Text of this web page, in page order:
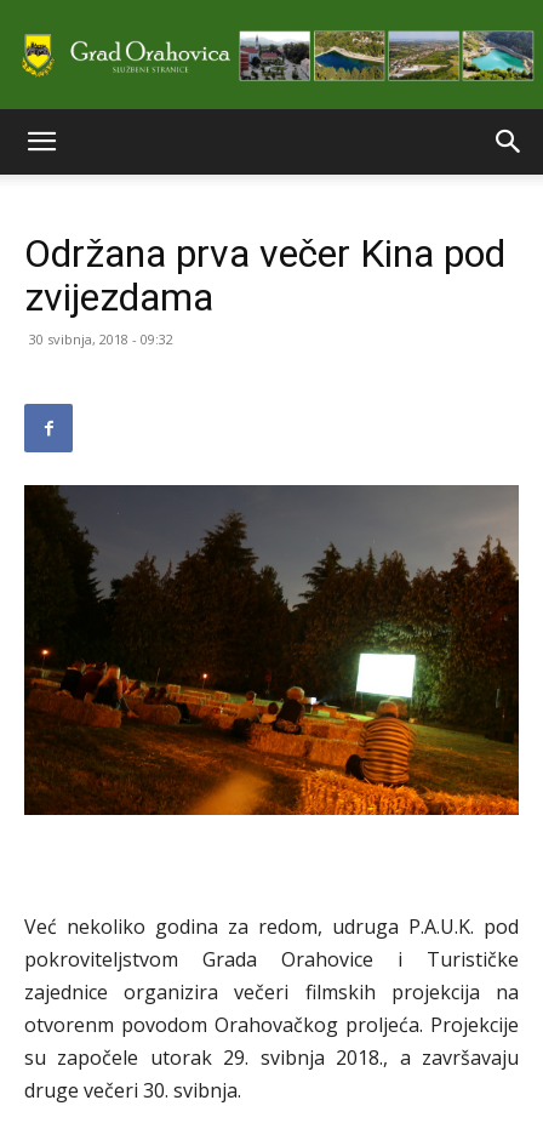
stranice
Održana prva večer Kina pod
zvijezdama
30 svibnja, 2018 - 09:32
Već nekoliko godina za redom, udruga P.A.U.K. pod
pokroviteljstvom Grada Orahovice i Turističke
zajednice organizira večeri filmskih projekcija na
otvorenm povodom Orahovačkog proljeća. Projekcije
su započele utorak 29. svibnja 2018., a završavaju
druge večeri 30. svibnja.